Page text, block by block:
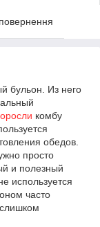
бульон. Из него
комбу
обедов.
просто
и полезный
используется
часто